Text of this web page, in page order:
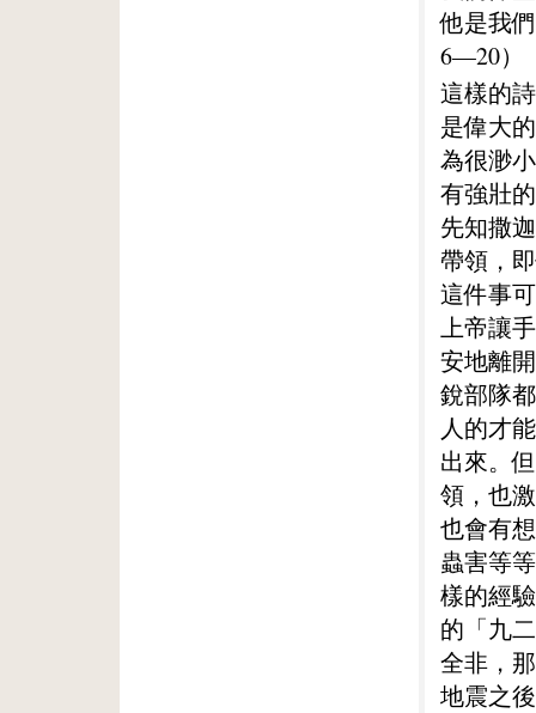
他是我
6—20）
這樣的
是偉大
為很渺
有強壯
先知撒
帶領，
這件事
上帝讓
安地離
銳部隊
人的才
出來。
領，也
也會有
蟲害等
樣的經
的「九
全非，
地震之